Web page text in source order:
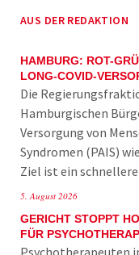
AUS DER REDAKTION
HAMBURG: ROT-
LONG-COVID-
Die
Hamburgischen
Versorgung von
Syndromen (PAIS)
Ziel ist ein
5. August 2026
GERICHT STOPPT
FÜR
Psychotherapeuten